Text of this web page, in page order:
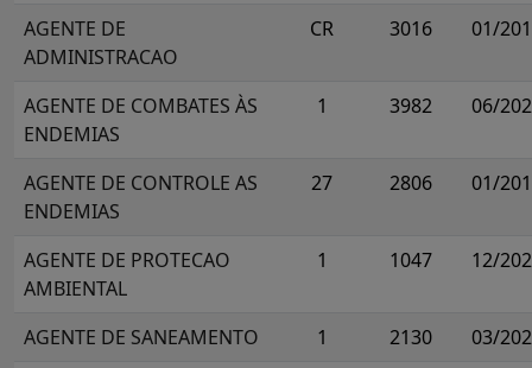
AGENTE DE
ADMINISTRACAO
CR 3016 01/
AGENTE DE COMBATES ÀS
ENDEMIAS
1 3982 06/
AGENTE DE CONTROLE AS
ENDEMIAS
27 2806 01/
AGENTE DE PROTECAO
AMBIENTAL
1 1047 12/
AGENTE DE SANEAMENTO 1 2130 03/